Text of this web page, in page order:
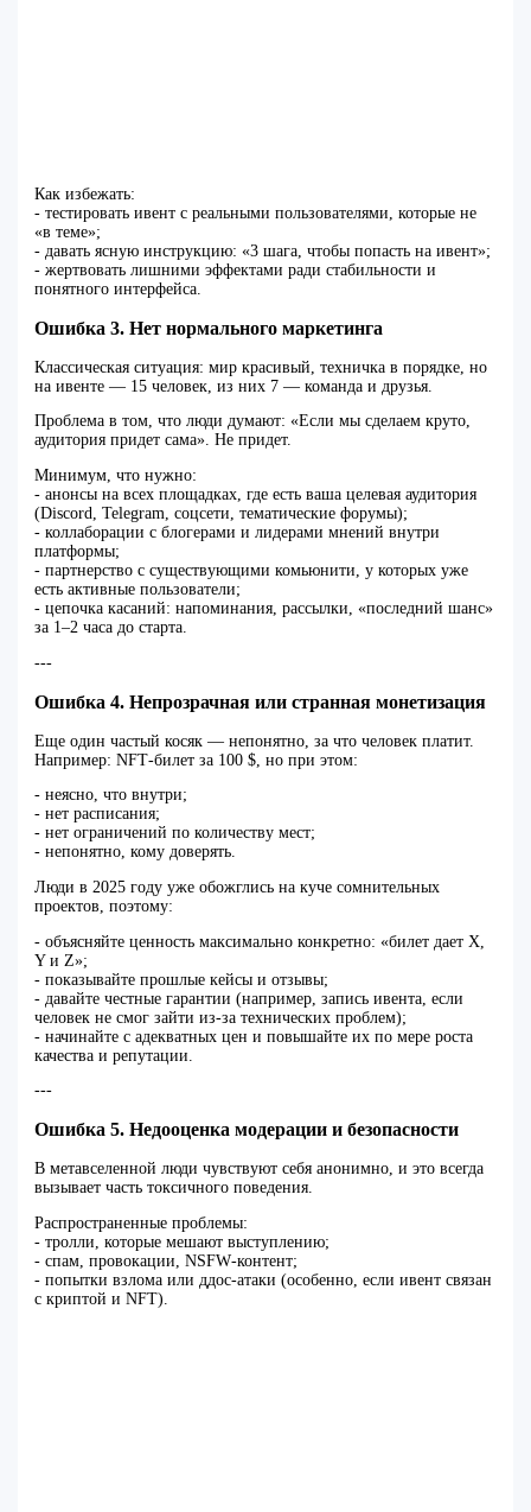
Как избежать:
- тестировать ивент с реальными пользователями, которые не
«в теме»;
- давать ясную инструкцию: «3 шага, чтобы попасть на ивент»;
- жертвовать лишними эффектами ради стабильности и
понятного интерфейса.
Ошибка 3. Нет нормального маркетинга
Классическая ситуация: мир красивый, техничка в порядке, но
на ивенте — 15 человек, из них 7 — команда и друзья.
Проблема в том, что люди думают: «Если мы сделаем круто,
аудитория придет сама». Не придет.
Минимум, что нужно:
- анонсы на всех площадках, где есть ваша целевая аудитория
(Discord, Telegram, соцсети, тематические форумы);
- коллаборации с блогерами и лидерами мнений внутри
платформы;
- партнерство с существующими комьюнити, у которых уже
есть активные пользователи;
- цепочка касаний: напоминания, рассылки, «последний шанс»
за 1–2 часа до старта.
---
Ошибка 4. Непрозрачная или странная монетизация
Еще один частый косяк — непонятно, за что человек платит.
Например: NFT‑билет за 100 $, но при этом:
- неясно, что внутри;
- нет расписания;
- нет ограничений по количеству мест;
- непонятно, кому доверять.
Люди в 2025 году уже обожглись на куче сомнительных
проектов, поэтому:
- объясняйте ценность максимально конкретно: «билет дает Х,
Y и Z»;
- показывайте прошлые кейсы и отзывы;
- давайте честные гарантии (например, запись ивента, если
человек не смог зайти из‑за технических проблем);
- начинайте с адекватных цен и повышайте их по мере роста
качества и репутации.
---
Ошибка 5. Недооценка модерации и безопасности
В метавселенной люди чувствуют себя анонимно, и это всегда
вызывает часть токсичного поведения.
Распространенные проблемы:
- тролли, которые мешают выступлению;
- спам, провокации, NSFW‑контент;
- попытки взлома или ддос‑атаки (особенно, если ивент связан
с криптой и NFT).